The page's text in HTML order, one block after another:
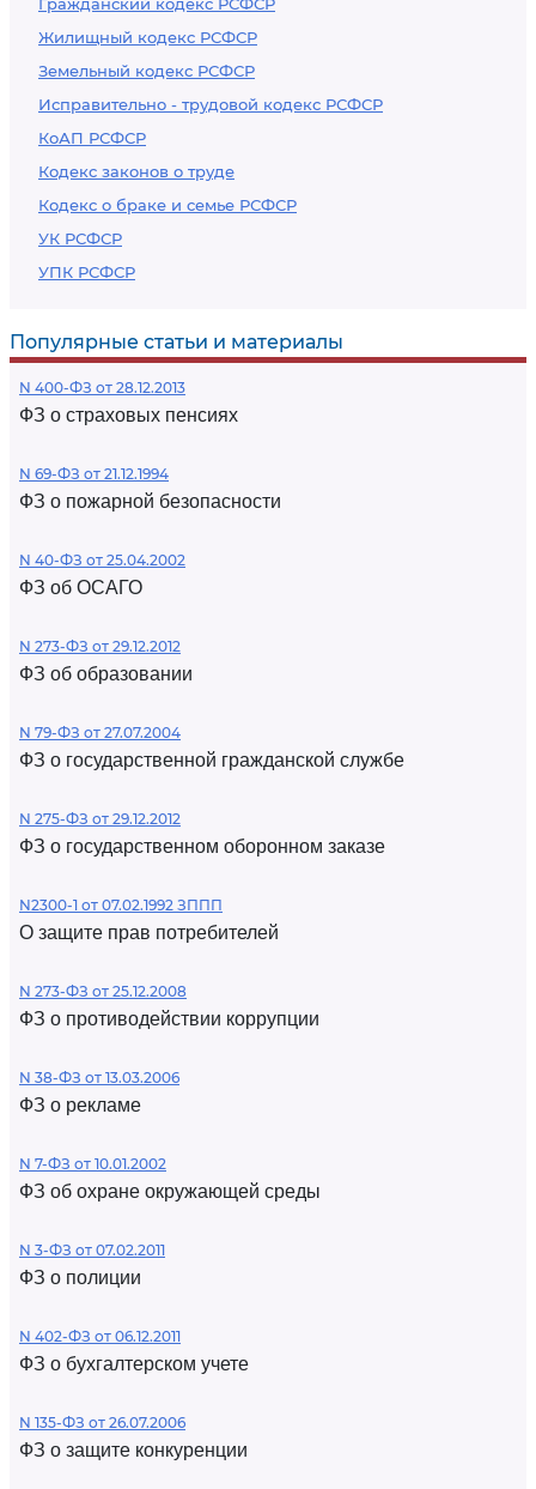
Жилищный кодекс РСФСР
Земельный кодекс РСФСР
Исправительно - трудовой кодекс РСФСР
КоАП РСФСР
Кодекс законов о труде
Кодекс о браке и семье РСФСР
УК РСФСР
УПК РСФСР
Популярные статьи и материалы
N 400-ФЗ от 28.12.2013
ФЗ о страховых пенсиях
N 69-ФЗ от 21.12.1994
ФЗ о пожарной безопасности
N 40-ФЗ от 25.04.2002
ФЗ об ОСАГО
N 273-ФЗ от 29.12.2012
ФЗ об образовании
N 79-ФЗ от 27.07.2004
ФЗ о государственной гражданской службе
N 275-ФЗ от 29.12.2012
ФЗ о государственном оборонном заказе
N2300-1 от 07.02.1992 ЗППП
О защите прав потребителей
N 273-ФЗ от 25.12.2008
ФЗ о противодействии коррупции
N 38-ФЗ от 13.03.2006
ФЗ о рекламе
N 7-ФЗ от 10.01.2002
ФЗ об охране окружающей среды
N 3-ФЗ от 07.02.2011
ФЗ о полиции
N 402-ФЗ от 06.12.2011
ФЗ о бухгалтерском учете
N 135-ФЗ от 26.07.2006
ФЗ о защите конкуренции